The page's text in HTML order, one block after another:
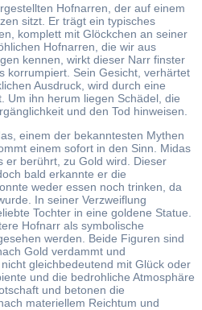
Hofnarren, der auf einem
sitzt. Er trägt ein typisches
komplett mit Glöckchen an seiner
Hofnarren, die wir aus
kennen, wirkt dieser Narr finster
korrumpiert. Sein Gesicht, verhärtet
Ausdruck, wird durch eine
Um ihn herum liegen Schädel, die
und den Tod hinweisen.
einem der bekanntesten Mythen
einem sofort in den Sinn. Midas
er berührt, zu Gold wird. Dieser
bald erkannte er die
weder essen noch trinken, da
In seiner Verzweiflung
Tochter in eine goldene Statue.
Hofnarr als symbolische
werden. Beide Figuren sind
Gold verdammt und
gleichbedeutend mit Glück oder
und die bedrohliche Atmosphäre
und betonen die
materiellem Reichtum und